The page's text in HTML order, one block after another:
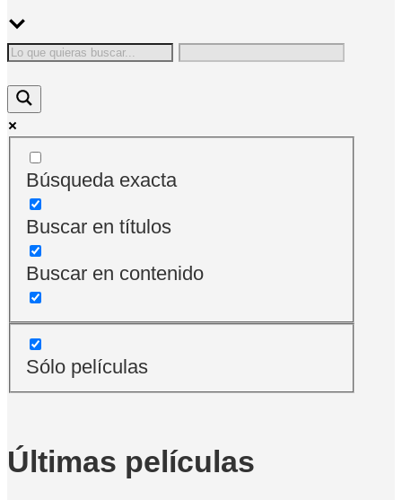
Búsqueda exacta
Buscar en títulos
Buscar en contenido
Sólo películas
Últimas películas